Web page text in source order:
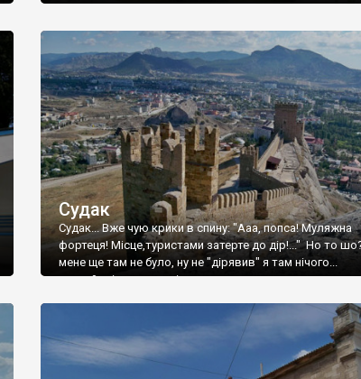
Судак
Судак... Вже чую крики в спину: "Ааа, попса! Муляжна
фортеця! Місце,туристами затерте до дір!..." Но то
мене ще там не було, ну не "дірявив" я там нічого...
принаймні до цього літа.